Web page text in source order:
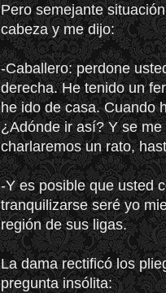
Pero semejante
cabeza y me dijo:
-Caballero: perdone
derecha. He tenido un
he ido de casa. Cuando
¿Adónde ir así? Y se
charlaremos un rato,
-Y es posible que usted
tranquilizarse seré yo
región de sus ligas.
La dama rectificó los
pregunta insólita: